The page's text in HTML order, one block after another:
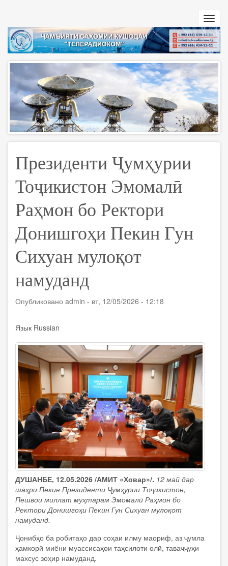
основному
содержанию
Президенти Ҷумҳурии
Тоҷикистон Эмомалӣ
Раҳмон бо Ректори
Донишгоҳи Пекин Гун
Сихуан мулоқот
намуданд
Опубликовано admin - вт, 12/05/2026 - 12:18
Язык Russian
ДУШАНБЕ, 12.05.2026 /АМИТ «Ховар»/. 12 май дар
шаҳри Пекин Президенти Ҷумҳурии Тоҷикистон,
Пешвои миллат муҳтарам Эмомалӣ Раҳмон бо
Ректори Донишгоҳи Пекин Гун Сихуан мулоқот
намуданд.
Ҷонибҳо ба робитаҳо дар соҳаи илму маориф, аз ҷумла
ҳамкорӣ миёни муассисаҳои таҳсилоти олӣ, таваҷҷуҳи
махсус зоҳир намуданд.